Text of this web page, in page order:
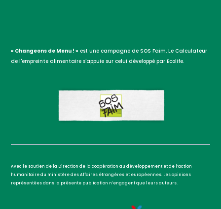
« Changeons de Menu ! » est une campagne de SOS Faim. Le Calculateur
de l'empreinte alimentaire s'appuie sur celui développé par Ecolife.
Avec le soutien de la Direction de la coopération au développement et de l’action
humanitaire du ministère des Affaires étrangères et européennes. Les opinions
représentées dans la présente publication n’engagent que leurs auteurs.